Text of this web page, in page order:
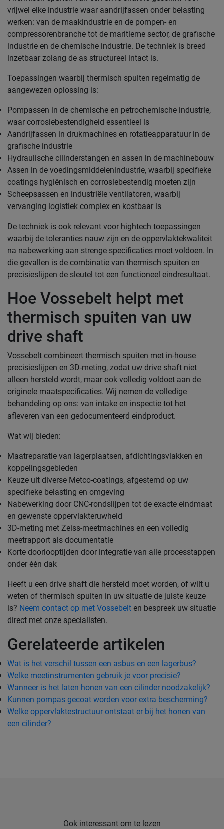
vrijwel elke industrie waar aandrijfassen onder belasting
werken: van de maakindustrie en de pompen- en
compressorenbranche tot de maritieme sector, de grafische
industrie en de chemische industrie. De techniek is breed
inzetbaar zolang de as structureel intact is.
Toepassingen waarbij thermisch spuiten regelmatig de
aangewezen oplossing is:
Pompassen in de chemische en petrochemische industrie,
waar corrosiebestendigheid essentieel is
Aandrijfassen in drukmachines en rotatieapparatuur in de
grafische industrie
Hydraulische cilinderstangen en assen in de machinebouw
Assen in de voedingsmiddelenindustrie, waarbij specifieke
coatings hygiënisch en corrosiebestendig moeten zijn
Scheepsassen en industriële ventilatoren, waarbij
vervanging logistiek complex en kostbaar is
De techniek is ook relevant voor hightech toepassingen
waarbij de toleranties nauw zijn en de oppervlaktekwaliteit
na nabewerking aan strenge specificaties moet voldoen. In
die gevallen is de combinatie van thermisch spuiten en
precisieslijpen de sleutel tot een functioneel eindresultaat.
Hoe Vossebelt helpt met
thermisch spuiten van uw
drive shaft
Vossebelt combineert thermisch spuiten met in-house
precisieslijpen en 3D-meting, zodat uw drive shaft niet
alleen hersteld wordt, maar ook volledig voldoet aan de
originele maatspecificaties. Wij nemen de volledige
behandeling op ons: van intake en inspectie tot het
afleveren van een gedocumenteerd eindproduct.
Wat wij bieden:
Maatreparatie van lagerplaatsen, afdichtingsvlakken en
koppelingsgebieden
Keuze uit diverse Metco-coatings, afgestemd op uw
specifieke belasting en omgeving
Nabewerking door CNC-rondslijpen tot de exacte eindmaat
en gewenste oppervlakteruwheid
3D-meting met Zeiss-meetmachines en een volledig
meetrapport als documentatie
Korte doorlooptijden door integratie van alle processtappen
onder één dak
Heeft u een drive shaft die hersteld moet worden, of wilt u
weten of thermisch spuiten in uw situatie de juiste keuze
is? Neem contact op met Vossebelt en bespreek uw situatie
direct met onze specialisten.
Gerelateerde artikelen
Wat is het verschil tussen een asbus en een lagerbus?
Welke meetinstrumenten gebruik je voor precisie?
Wanneer is het laten honen van een cilinder noodzakelijk?
Kunnen pompas gecoat worden voor extra bescherming?
Welke oppervlaktestructuur ontstaat er bij het honen van
een cilinder?
Ook interessant om te lezen